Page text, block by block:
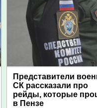
Представители
СК рассказали про
рейды, которые
в Пензе